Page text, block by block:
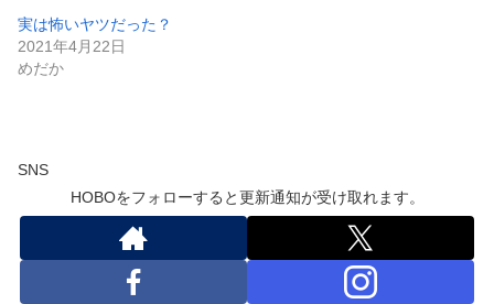
実は怖いヤツだった？
2021年4月22日
めだか
SNS
HOBOをフォローすると更新通知が受け取れます。